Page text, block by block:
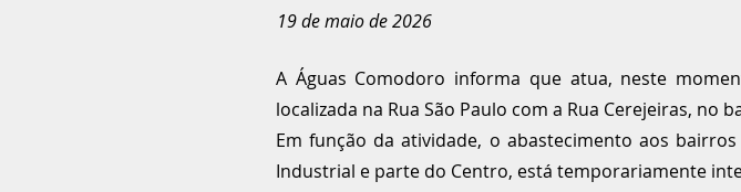
19 de maio de 2026
A Águas Comodoro informa que atua, neste
localizada na Rua São Paulo com a Rua Cerejeiras,
​Em função da atividade, o abastecimento aos
Industrial e parte do Centro, está temporariamente